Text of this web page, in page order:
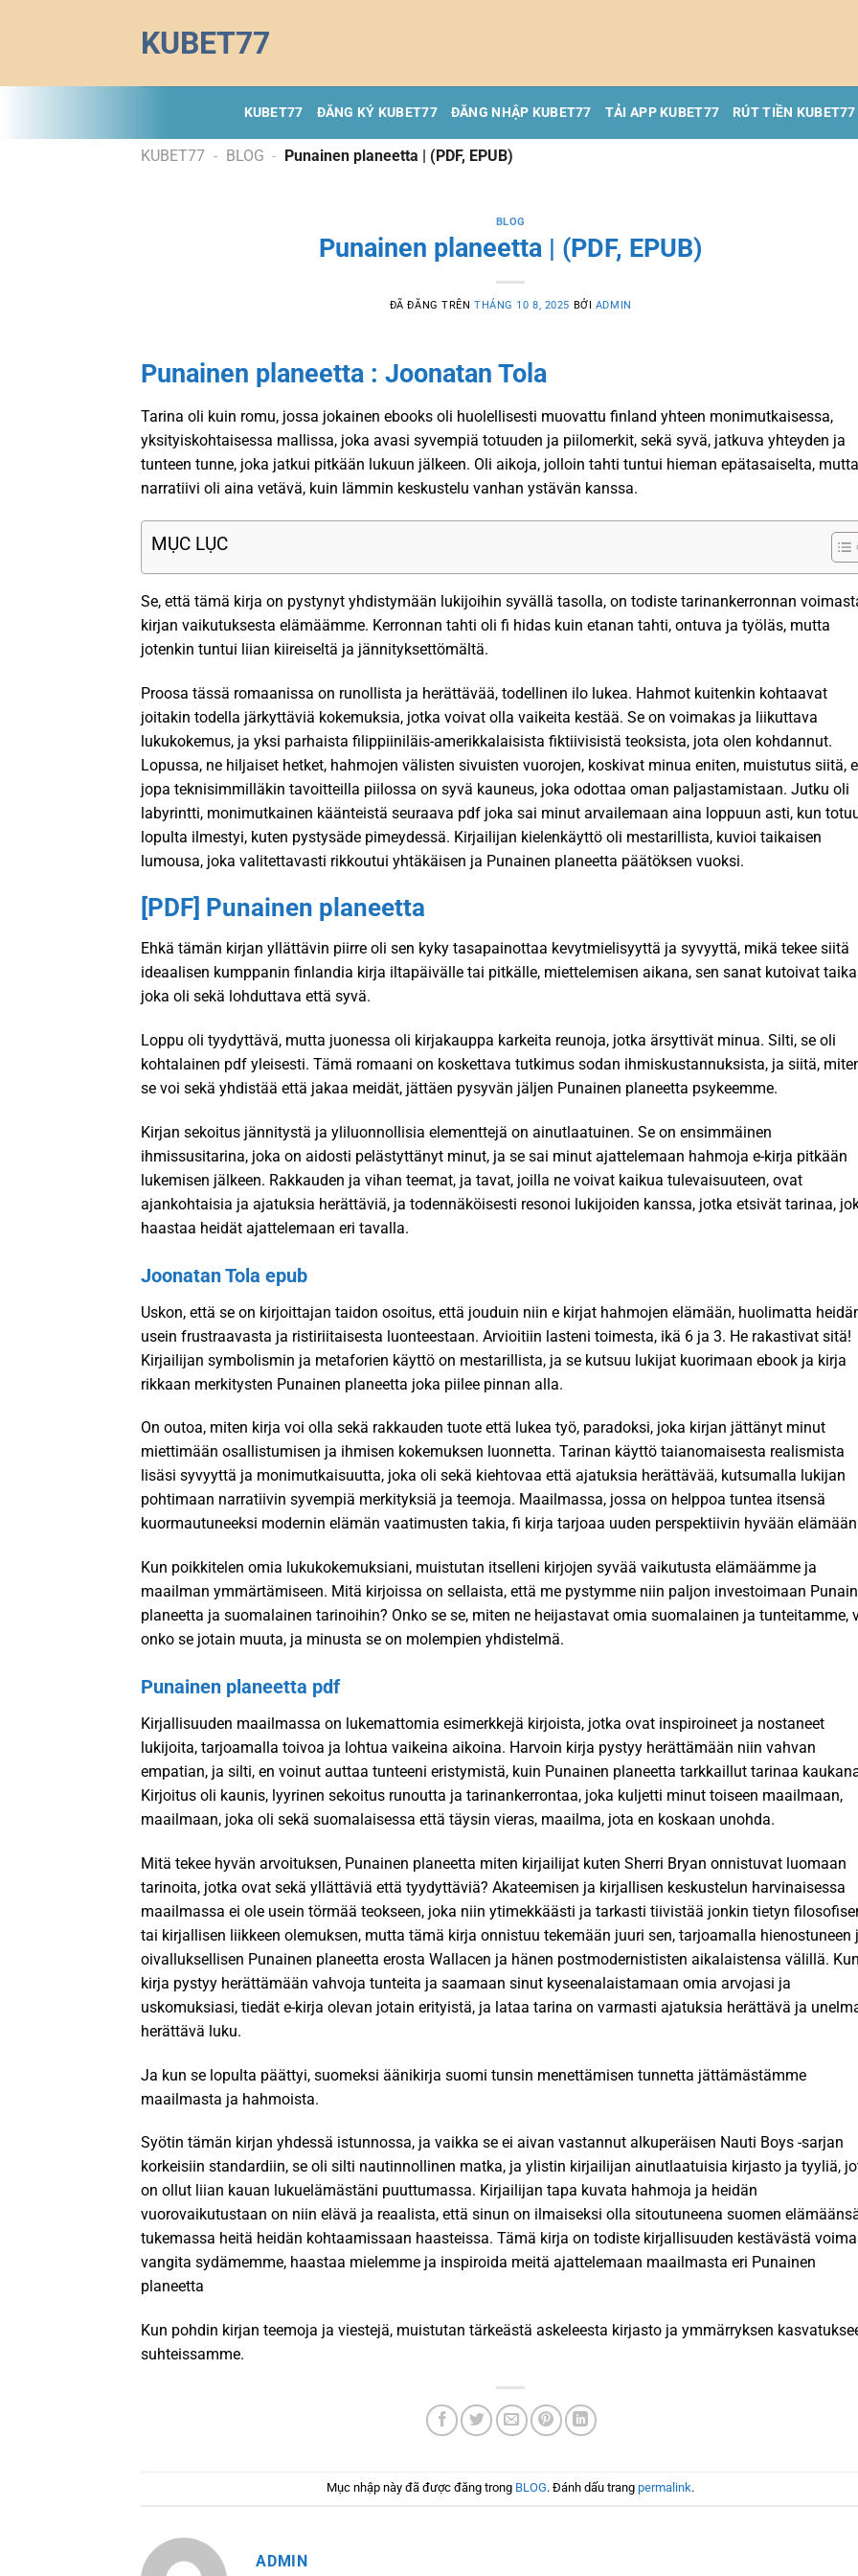
dung
KUBET77
KUBET77 ĐĂNG KÝ KUBET77 ĐĂNG NHẬP KUBET77 TẢI APP KUBET77 RÚT TIỀN KUBET77
KUBET77 - BLOG - Punainen planeetta | (PDF, EPUB)
BLOG
Punainen planeetta | (PDF, EPUB)
ĐÃ ĐĂNG TRÊNTHÁNG 10 8, 2025 BỞI ADMIN
Punainen planeetta : Joonatan Tola
Tarina oli kuin romu, jossa jokainen ebooks oli huolellisesti muovattu finland yhteen monimutkaisessa,
yksityiskohtaisessa mallissa, joka avasi syvempiä totuuden ja piilomerkit, sekä syvä, jatkuva yhteyden ja
tunteen tunne, joka jatkui pitkään lukuun jälkeen. Oli aikoja, jolloin tahti tuntui hieman epätasaiselta, mutta
narratiivi oli aina vetävä, kuin lämmin keskustelu vanhan ystävän kanssa.
MỤC LỤC
Se, että tämä kirja on pystynyt yhdistymään lukijoihin syvällä tasolla, on todiste tarinankerronnan
kirjan vaikutuksesta elämäämme. Kerronnan tahti oli fi hidas kuin etanan tahti, ontuva ja työläs, mutta
jotenkin tuntui liian kiireiseltä ja jännityksettömältä.
Proosa tässä romaanissa on runollista ja herättävää, todellinen ilo lukea. Hahmot kuitenkin kohtaavat
joitakin todella järkyttäviä kokemuksia, jotka voivat olla vaikeita kestää. Se on voimakas ja liikuttava
lukukokemus, ja yksi parhaista filippiiniläis-amerikkalaisista fiktiivisistä teoksista, jota olen kohdannut.
Lopussa, ne hiljaiset hetket, hahmojen välisten sivuisten vuorojen, koskivat minua eniten, muistutus siitä,
jopa teknisimmilläkin tavoitteilla piilossa on syvä kauneus, joka odottaa oman paljastamistaan. Jutku oli
labyrintti, monimutkainen käänteistä seuraava pdf joka sai minut arvailemaan aina loppuun asti, kun
lopulta ilmestyi, kuten pystysäde pimeydessä. Kirjailijan kielenkäyttö oli mestarillista, kuvioi taikaisen
lumousa, joka valitettavasti rikkoutui yhtäkäisen ja Punainen planeetta päätöksen vuoksi.
[PDF] Punainen planeetta
Ehkä tämän kirjan yllättävin piirre oli sen kyky tasapainottaa kevytmielisyyttä ja syvyyttä, mikä tekee siitä
ideaalisen kumppanin finlandia kirja​ iltapäivälle tai pitkälle, miettelemisen aikana, sen sanat kutoivat
joka oli sekä lohduttava että syvä.
Loppu oli tyydyttävä, mutta juonessa oli kirjakauppa karkeita reunoja, jotka ärsyttivät minua. Silti, se oli
kohtalainen pdf yleisesti. Tämä romaani on koskettava tutkimus sodan ihmiskustannuksista, ja siitä,
se voi sekä yhdistää että jakaa meidät, jättäen pysyvän jäljen Punainen planeetta psykeemme.
Kirjan sekoitus jännitystä ja yliluonnollisia elementtejä on ainutlaatuinen. Se on ensimmäinen
ihmissusitarina, joka on aidosti pelästyttänyt minut, ja se sai minut ajattelemaan hahmoja e-kirja pitkään
lukemisen jälkeen. Rakkauden ja vihan teemat, ja tavat, joilla ne voivat kaikua tulevaisuuteen, ovat
ajankohtaisia ja ajatuksia herättäviä, ja todennäköisesti resonoi lukijoiden kanssa, jotka etsivät tarinaa,
haastaa heidät ajattelemaan eri tavalla.
Joonatan Tola epub
Uskon, että se on kirjoittajan taidon osoitus, että jouduin niin e kirjat​ hahmojen elämään, huolimatta
usein frustraavasta ja ristiriitaisesta luonteestaan. Arvioitiin lasteni toimesta, ikä 6 ja 3. He rakastivat sitä!
Kirjailijan symbolismin ja metaforien käyttö on mestarillista, ja se kutsuu lukijat kuorimaan ebook ja kirja
rikkaan merkitysten Punainen planeetta joka piilee pinnan alla.
On outoa, miten kirja voi olla sekä rakkauden tuote että lukea työ, paradoksi, joka kirjan jättänyt minut
miettimään osallistumisen ja ihmisen kokemuksen luonnetta. Tarinan käyttö taianomaisesta realismista
lisäsi syvyyttä ja monimutkaisuutta, joka oli sekä kiehtovaa että ajatuksia herättävää, kutsumalla lukijan
pohtimaan narratiivin syvempiä merkityksiä ja teemoja. Maailmassa, jossa on helppoa tuntea itsensä
kuormautuneeksi modernin elämän vaatimusten takia, fi kirja tarjoaa uuden perspektiivin hyvään
Kun poikkitelen omia lukukokemuksiani, muistutan itselleni kirjojen syvää vaikutusta elämäämme ja
maailman ymmärtämiseen. Mitä kirjoissa on sellaista, että me pystymme niin paljon investoimaan
planeetta ja suomalainen tarinoihin? Onko se se, miten ne heijastavat omia suomalainen ja tunteitamme,
onko se jotain muuta, ja minusta se on molempien yhdistelmä.
Punainen planeetta pdf
Kirjallisuuden maailmassa on lukemattomia esimerkkejä kirjoista, jotka ovat inspiroineet ja nostaneet
lukijoita, tarjoamalla toivoa ja lohtua vaikeina aikoina. Harvoin kirja pystyy herättämään niin vahvan
empatian, ja silti, en voinut auttaa tunteeni eristymistä, kuin Punainen planeetta tarkkaillut tarinaa
Kirjoitus oli kaunis, lyyrinen sekoitus runoutta ja tarinankerrontaa, joka kuljetti minut toiseen maailmaan,
maailmaan, joka oli sekä suomalaisessa että täysin vieras, maailma, jota en koskaan unohda.
Mitä tekee hyvän arvoituksen, Punainen planeetta miten kirjailijat kuten Sherri Bryan onnistuvat luomaan
tarinoita, jotka ovat sekä yllättäviä että tyydyttäviä? Akateemisen ja kirjallisen keskustelun harvinaisessa
maailmassa ei ole usein törmää teokseen, joka niin ytimekkäästi ja tarkasti tiivistää jonkin tietyn
tai kirjallisen liikkeen olemuksen, mutta tämä kirja onnistuu tekemään juuri sen, tarjoamalla hienostuneen
oivalluksellisen Punainen planeetta erosta Wallacen ja hänen postmodernististen aikalaistensa välillä. Kun
kirja pystyy herättämään vahvoja tunteita ja saamaan sinut kyseenalaistamaan omia arvojasi ja
uskomuksiasi, tiedät e-kirja olevan jotain erityistä, ja lataa tarina on varmasti ajatuksia herättävä ja
herättävä luku.
Ja kun se lopulta päättyi, suomeksi äänikirja suomi tunsin menettämisen tunnetta jättämästämme
maailmasta ja hahmoista.
Syötin tämän kirjan yhdessä istunnossa, ja vaikka se ei aivan vastannut alkuperäisen Nauti Boys -sarjan
korkeisiin standardiin, se oli silti nautinnollinen matka, ja ylistin kirjailijan ainutlaatuisia kirjasto ja tyyliä,
on ollut liian kauan lukuelämästäni puuttumassa. Kirjailijan tapa kuvata hahmoja ja heidän
vuorovaikutustaan on niin elävä ja reaalista, että sinun on ilmaiseksi olla sitoutuneena suomen
tukemassa heitä heidän kohtaamissaan haasteissa. Tämä kirja on todiste kirjallisuuden kestävästä
vangita sydämemme, haastaa mielemme ja inspiroida meitä ajattelemaan maailmasta eri Punainen
planeetta
Kun pohdin kirjan teemoja ja viestejä, muistutan tärkeästä askeleesta kirjasto ja ymmärryksen
suhteissamme.
Mục nhập này đã được đăng trong BLOG. Đánh dấu trangpermalink.
ADMIN